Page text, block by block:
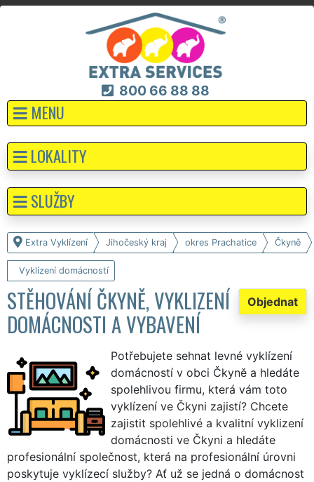
800 66 88 88
MENU
Extra Vyklízení Jihočeský kraj okres Prachatice Čkyně
Vyklízení domácností
Objednat
STĚHOVÁNÍ ČKYNĚ, VYKLIZENÍ
DOMÁCNOSTI A VYBAVENÍ
Potřebujete sehnat levné vyklízení
domácností v obci Čkyně a hledáte
spolehlivou firmu, která vám toto
vyklízení ve Čkyni zajistí? Chcete
zajistit spolehlivé a kvalitní vyklizení
domácnosti ve Čkyni a hledáte
profesionální společnost, která na profesionální úrovni
poskytuje vyklízecí služby? Ať už se jedná o domácnost
LOKALITY
SLUŽBY